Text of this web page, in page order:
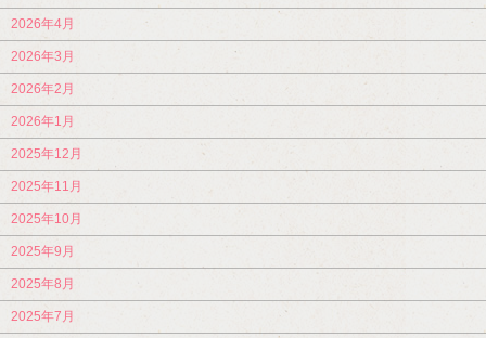
2026年4月
2026年3月
2026年2月
2026年1月
2025年12月
2025年11月
2025年10月
2025年9月
2025年8月
2025年7月